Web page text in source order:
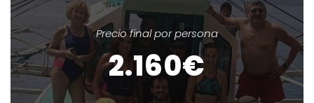
Precio final por persona
2.160€